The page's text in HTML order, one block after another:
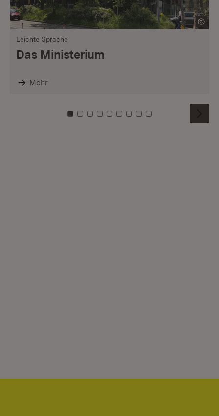
Leichte Sprache
Das Ministerium
Mehr
Zu Kachel: 0
Zu Kachel: 1
Zu Kachel: 2
Zu Kachel: 3
Zu Kachel: 4
Zu Kachel: 5
Zu Kachel: 6
Zu Kachel: 7
Zu Kachel: 8